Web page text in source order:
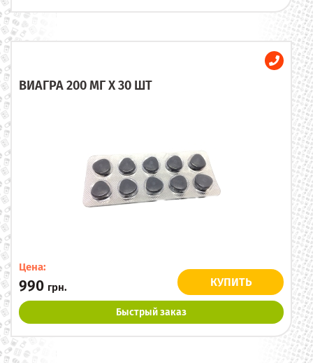
ВИАГРА 200 МГ X 30 ШТ
Цена:
990 грн. КУПИТЬ
Быстрый заказ